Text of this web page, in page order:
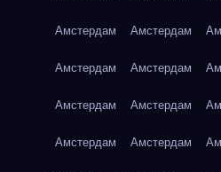
Амстердам Амстердам
Амстердам Амстердам
Амстердам Амстердам
Амстердам Амстердам